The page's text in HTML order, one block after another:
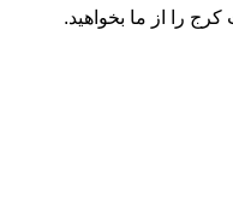
را از ما بخواهید.